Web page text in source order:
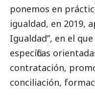
ponemos en
igualdad, en 2019,
Igualdad”, en el
específicas
contratación,
conciliación,